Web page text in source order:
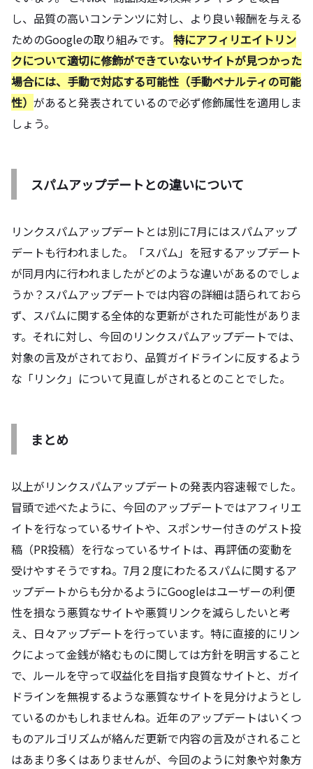
し、品質の高いコンテンツに対し、より良い報酬を与える
ためのGoogleの取り組みです。 特にアフィリエイトリン
クについて適切に修飾ができていないサイトが見つかった
場合には、手動で対応する可能性（手動ペナルティの可能
性） があると発表されているので必ず修飾属性を適用しま
しょう。
スパムアップデートとの違いについて
リンクスパムアップデートとは別に7月にはスパムアップ
デートも行われました。「スパム」を冠するアップデート
が同月内に行われましたがどのような違いがあるのでしょ
うか？スパムアップデートでは内容の詳細は語られておら
ず、スパムに関する全体的な更新がされた可能性がありま
す。それに対し、今回のリンクスパムアップデートでは、
対象の言及がされており、品質ガイドラインに反するよう
な「リンク」について見直しがされるとのことでした。
まとめ
以上がリンクスパムアップデートの発表内容速報でした。
冒頭で述べたように、今回のアップデートではアフィリエ
イトを行なっているサイトや、スポンサー付きのゲスト投
稿（PR投稿）を行なっているサイトは、再評価の変動を
受けやすそうですね。7月２度にわたるスパムに関するア
ップデートからも分かるようにGoogleはユーザーの利便
性を損なう悪質なサイトや悪質リンクを減らしたいと考
え、日々アップデートを行っています。特に直接的にリン
クによって金銭が絡むものに関しては方針を明言すること
で、ルールを守って収益化を目指す良質なサイトと、ガイ
ドラインを無視するような悪質なサイトを見分けようとし
ているのかもしれませんね。近年のアップデートはいくつ
ものアルゴリズムが絡んだ更新で内容の言及がされること
はあまり多くはありませんが、今回のように対象や対象方